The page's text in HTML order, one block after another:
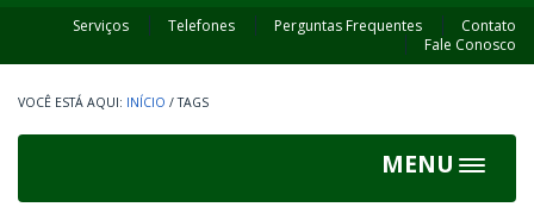
Serviços Telefones Perguntas Frequentes
Contato
Fale Conosco
INÍCIO / TAGS
MENU
Toggle